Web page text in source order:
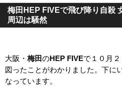
梅田HEP FIVEで飛び降り自殺
周辺は騒然
大阪・ 梅田のHEP FIVEで１０月
図ったことがわかりました。下に
なっています。